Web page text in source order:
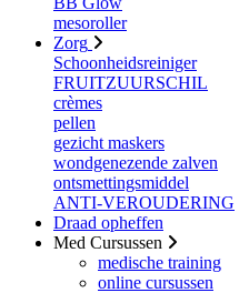
mesoroller
Zorg
Schoonheidsreiniger
FRUITZUURSCHIL
crèmes
pellen
gezicht maskers
wondgenezende zalven
ontsmettingsmiddel
ANTI-VEROUDERING
Draad opheffen
Med Cursussen
medische training
online cursussen